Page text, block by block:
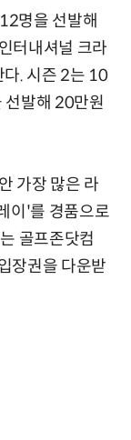
명을 선발해
터내셔널 크라
. 시즌 2는 10
선발해 20만원
가장 많은 라
이'를 경품으로
골프존닷컴
장권을 다운받